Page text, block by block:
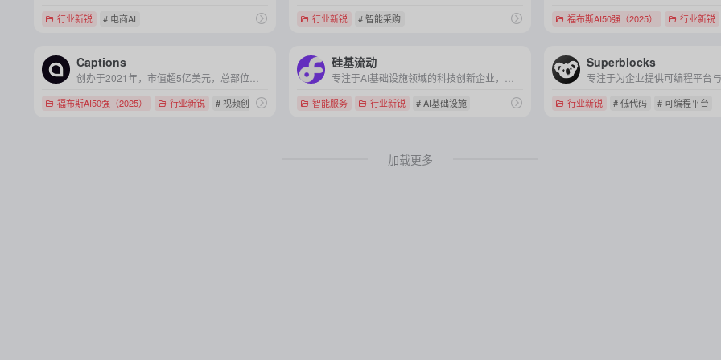
行业新锐 # 电商AI 行业新锐 # 智能采购 福布斯AI50强（2025） 行业新锐
Captions
福布斯AI50强（2025） 行业新锐 # 视频创作
硅基流动
智能服务 行业新锐 # AI基础设施
Superblocks
行业新锐 # 低代码 # 可编程平台
加载更多